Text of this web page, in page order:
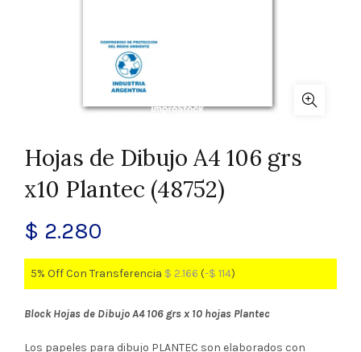
Hojas de Dibujo A4 106 grs
x10 Plantec (48752)
$ 2.280
5% Off Con Transferencia $ 2.166 (-$ 114)
Block Hojas de Dibujo A4 106 grs x 10 hojas Plantec
Los papeles para dibujo PLANTEC son elaborados con